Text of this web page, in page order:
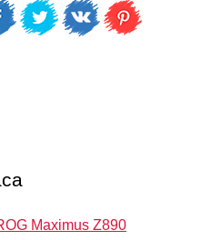
Maximus Z890